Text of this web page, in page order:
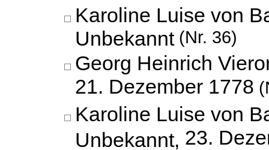
Karoline Luise von
Unbekannt (Nr. 36)
Georg Heinrich
21. Dezember 1778
Karoline Luise von
Unbekannt, 23.